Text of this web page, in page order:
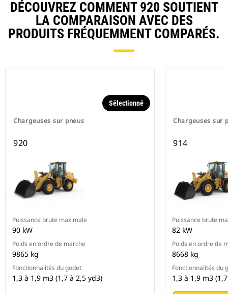
DÉCOUVREZ COMMENT 920 SOUTIENT
LA COMPARAISON AVEC DES
PRODUITS FRÉQUEMMENT COMPARÉS.
Chargeuses sur pneus
Sélectionné
920
Puissance brute maximale
90 kW
Poids en ordre de marche
9865 kg
Fonctionnalités du godet
1,3 à 1,9 m3 (1,7 à 2,5 yd3)
Chargeuses sur
914
Puissance brute
82 kW
Poids en ordre de
8668 kg
Fonctionnalités du
1,3 à 1,9 m3